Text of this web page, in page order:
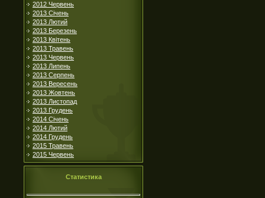
2012 Червень
2013 Січень
2013 Лютий
2013 Березень
2013 Квітень
2013 Травень
2013 Червень
2013 Липень
2013 Серпень
2013 Вересень
2013 Жовтень
2013 Листопад
2013 Грудень
2014 Січень
2014 Лютий
2014 Грудень
2015 Травень
2015 Червень
Статистика